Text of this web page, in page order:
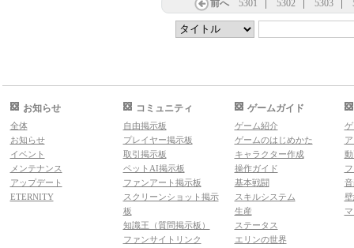
前へ 5301 5302 5303
お知らせ
全体
お知らせ
イベント
メンテナンス
アップデート
ETERNITY
コミュニティ
自由掲示板
プレイヤー掲示板
取引掲示板
ペットAI掲示板
ファンアート掲示板
スクリーンショット掲示
板
知識王（質問掲示板）
ファンサイトリンク
ゲームガイド
ゲーム紹介
ゲームのはじめかた
キャラクター作成
操作ガイド
基本戦闘
スキルシステム
生産
ステータス
エリンの世界